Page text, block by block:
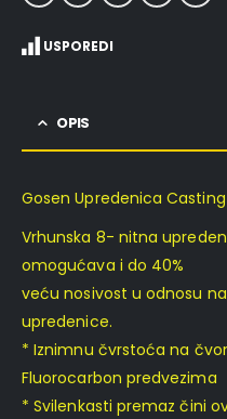
USPOREDI
OPIS
Gosen Upredenica
Vrhunska 8- nitna
omogućava i do 40%
veću nosivost u odnosu
upredenice.
* Iznimnu čvrstoća na
Fluorocarbon predvezima
* Svilenkasti premaz čini